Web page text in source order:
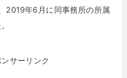
2019年6月に同事務所の所属
サーリンク